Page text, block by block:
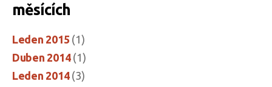
měsících
Leden 2015 (1)
Duben 2014(1)
Leden 2014(3)